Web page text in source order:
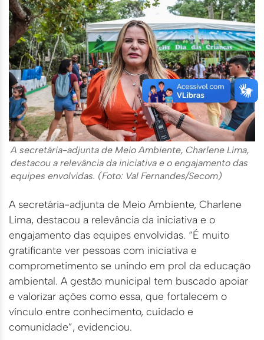
A secretária-adjunta de Meio Ambiente, Charlene Lima,
destacou a relevância da iniciativa e o engajamento das
equipes envolvidas. (Foto: Val Fernandes/Secom)
A secretária-adjunta de Meio Ambiente, Charlene
Lima, destacou a relevância da iniciativa e o
engajamento das equipes envolvidas. “É muito
gratificante ver pessoas com iniciativa e
comprometimento se unindo em prol da educação
ambiental. A gestão municipal tem buscado apoiar
e valorizar ações como essa, que fortalecem o
vínculo entre conhecimento, cuidado e
comunidade”, evidenciou.